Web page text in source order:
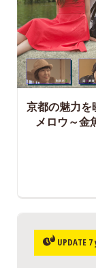
京都の魅力を
メロウ～金
UPDATE